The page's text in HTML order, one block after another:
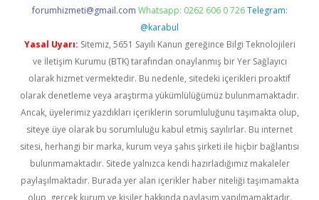
forumhizmeti@gmail.com Whatsapp: 0262 606 0 726 Telegram:
@karabul
Yasal Uyarı: Sitemiz, 5651 Sayılı Kanun gereğince Bilgi Teknolojileri
ve İletişim Kurumu (BTK) tarafından onaylanmış bir Yer Sağlayıcı
olarak hizmet vermektedir. Bu nedenle, sitedeki içerikleri proaktif
olarak denetleme veya araştırma yükümlülüğümüz bulunmamaktadır.
Ancak, üyelerimiz yazdıkları içeriklerin sorumluluğunu taşımakta olup,
siteye üye olarak bu sorumluluğu kabul etmiş sayılırlar. Bu internet
sitesi, herhangi bir marka, kurum veya şahıs şirketi ile hiçbir bağlantısı
bulunmamaktadır. Sitede yalnızca kendi hazırladığımız makaleler
paylaşılmaktadır. Burada yer alan içerikler haber niteliği taşımamakta
olup, gerçek kurum ve kişiler hakkında paylaşım yapılmamaktadır.